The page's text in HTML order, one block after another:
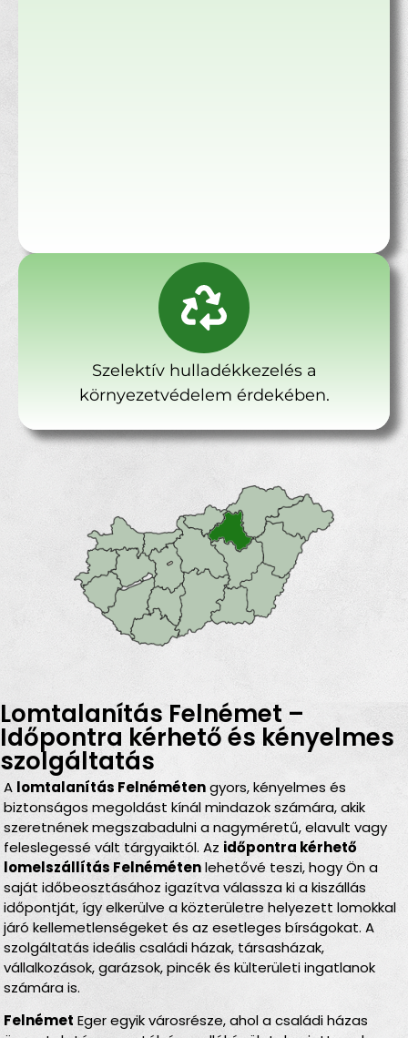
Szelektív hulladékkezelés a
környezetvédelem érdekében.
Lomtalanítás Felnémet –
Időpontra kérhető és kényelmes
szolgáltatás
A lomtalanítás Felnémétengyors, kényelmes és
biztonságos megoldást kínál mindazok számára, akik
szeretnének megszabadulni a nagyméretű, elavult vagy
feleslegessé vált tárgyaiktól. Az időpontra kérhető
lomelszállítás Felnémétenlehetővé teszi, hogy Ön a
saját időbeosztásához igazítva válassza ki a kiszállás
időpontját, így elkerülve a közterületre helyezett lomokkal
járó kellemetlenségeket és az esetleges bírságokat. A
szolgáltatás ideális családi házak, társasházak,
vállalkozások, garázsok, pincék és külterületi ingatlanok
számára is.
Felnémet Eger egyik városrésze, ahol a családi házas